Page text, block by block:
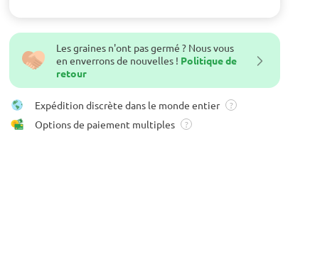
Les graines n'ont pas germé ? Nous vous
en enverrons de nouvelles ! Politique de
retour
Expédition discrète dans le monde entier ?
Options de paiement multiples ?